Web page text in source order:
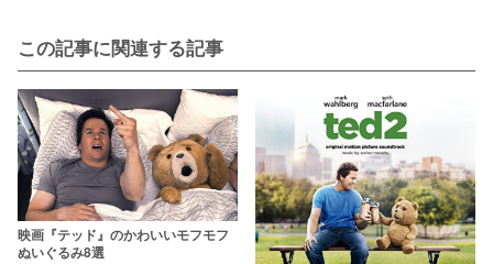
この記事に関連する記事
映画『テッド』のかわいいモフモフ
ぬいぐるみ8選